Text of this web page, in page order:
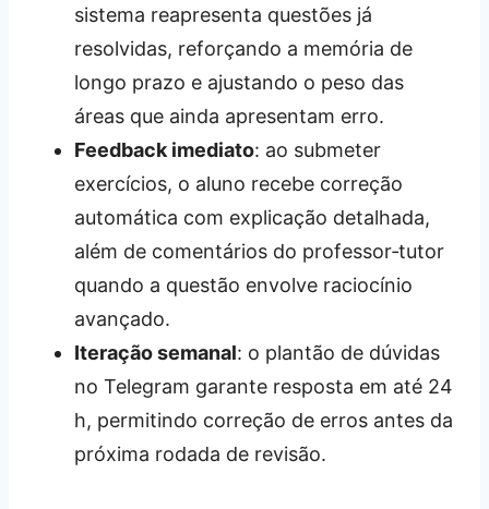
sistema reapresenta questões já
resolvidas, reforçando a memória de
longo prazo e ajustando o peso das
áreas que ainda apresentam erro.
Feedback imediato: ao submeter
exercícios, o aluno recebe correção
automática com explicação detalhada,
além de comentários do professor‑tutor
quando a questão envolve raciocínio
avançado.
Iteração semanal: o plantão de dúvidas
no Telegram garante resposta em até 24
h, permitindo correção de erros antes da
próxima rodada de revisão.